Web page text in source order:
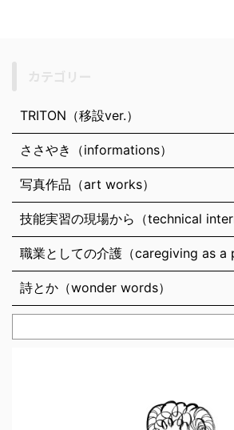
TRITON（移設ver.）
ささやき（informations）
写真作品（art works）
技能実習の現場から（technical
職業としての介護（caregiving as a
詩とか（wonder words）